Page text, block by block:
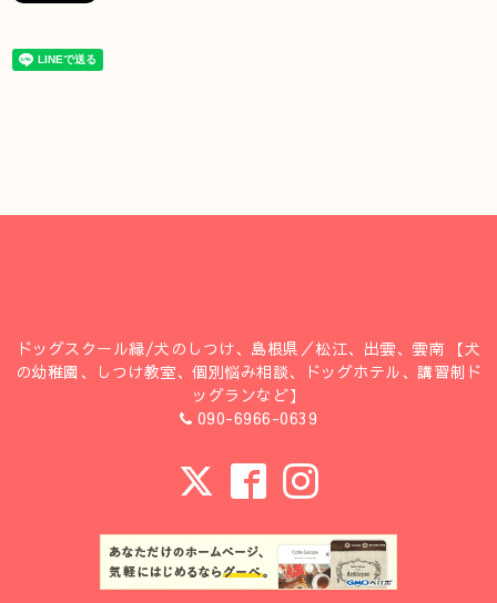
ドッグスクール縁/犬のしつけ、島根県／松江、出雲、雲南 【犬
の幼稚園、しつけ教室、個別悩み相談、ドッグホテル、講習制ド
ッグランなど】
090-6966-0639